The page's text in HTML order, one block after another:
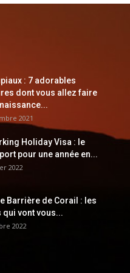
: 7 adorables
dont vous allez faire
2021
Holiday Visa : le
pour une année en...
2022
Barrière de Corail : les
qui vont vous...
2022